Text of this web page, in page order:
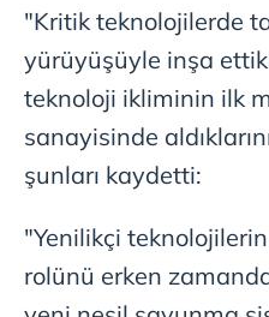
"Kritik teknolojilerde
yürüyüşüyle inşa
teknoloji ikliminin ilk
sanayisinde
şunları kaydetti:
"Yenilikçi
rolünü erken